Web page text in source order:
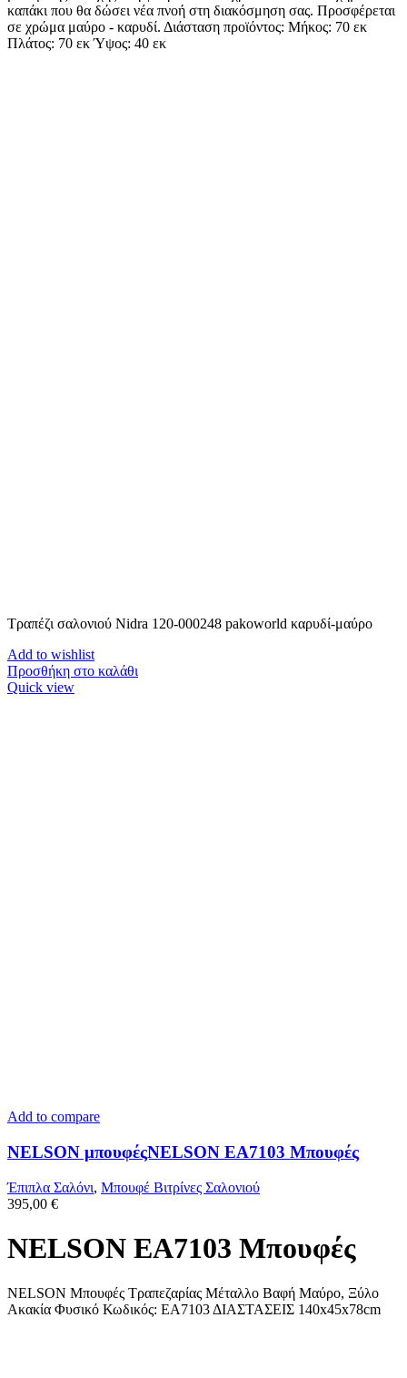
καπάκι που θα δώσει νέα πνοή στη διακόσμηση σας. Προσφέρεται
σε χρώμα μαύρο - καρυδί. Διάσταση προϊόντος: Μήκος: 70 εκ
Πλάτος: 70 εκ Ύψος: 40 εκ
Τραπέζι σαλονιού Nidra 120-000248 pakoworld καρυδί-μαύρο
Add to wishlist
Προσθήκη στο καλάθι
Quick view
Add to compare
NELSON μπουφέςNELSON ΕΑ7103 Μπουφές
Έπιπλα Σαλόνι, Μπουφέ Βιτρίνες Σαλονιού
395,00 €
NELSON ΕΑ7103 Μπουφές
NELSON Μπουφές Τραπεζαρίας Μέταλλο Βαφή Μαύρο, Ξύλο
Ακακία Φυσικό Κωδικός: ΕΑ7103 ΔΙΑΣΤΑΣΕΙΣ 140x45x78cm